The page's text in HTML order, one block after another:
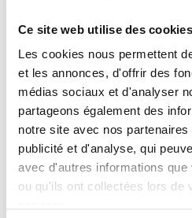
Ce site web utilise des
Les cookies nous permettent
et les annonces, d'offrir des
médias sociaux et d'analyser
partageons également des
notre site avec nos
publicité et d'analyse, qui
avec d'autres informations
ou qu'ils ont collectées lors de
Faits en bref Instructions
Universel - « une
Conçu pour une
dans les transports